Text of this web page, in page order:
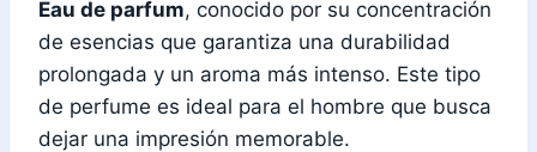
Eau de parfum, conocido por su concentración
de esencias que garantiza una durabilidad
prolongada y un aroma más intenso. Este tipo
de perfume es ideal para el hombre que busca
dejar una impresión memorable.